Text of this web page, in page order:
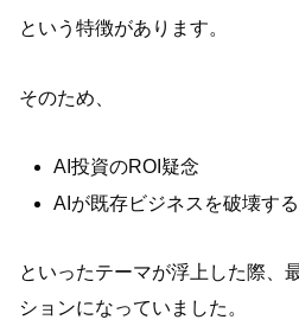
という特徴があります。
そのため、
AI投資のROI疑念
AIが既存ビジネスを破壊す
といったテーマが浮上した際、
ションになっていました。